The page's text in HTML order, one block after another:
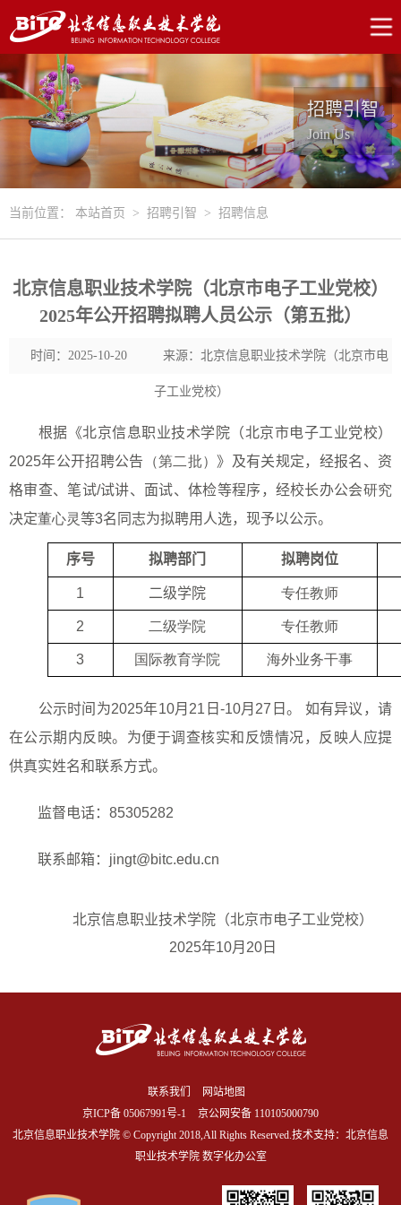
招聘引智
Join Us
当前位置： 本站首页 > 招聘引智 > 招聘信息
北京信息职业技术学院（北京市电子工业党校）
2025年公开招聘拟聘人员公示（第五批）
时间：2025-10-20 来源：北京信息职业技术学院（北京市电
子工业党校）
根据《北京信息职业技术学院（北京市电子工业党校）
2025年公开招聘公告 （第二批） 》及有关规定，经报名、资
格审查、笔试/试讲、面试、体检等程序，经校长办公会研究
决定董心灵等3名同志为拟聘用人选，现予以公示。
序号 拟聘部门 拟聘岗位
1 二级学院 专任教师
2 二级学院 专任教师
3 国际教育学院 海外业务干事
公示时间为2025年10月 21 日 -10月 27 日。
如有异议，请
在公示期内反映。为便于调查核实和反馈情况，反映人应提
供真实姓名和联系方式。
监督电话： 85305282
联系邮箱： jingt@bitc.edu.cn
北京信息职业技术学院（北京市电子工业党校）
2025年10月20日
联系我们
网站地图
京ICP备 05067991号-1
京公网安备 110105000790
北京信息职业技术学院 © Copyright 2018,All Rights Reserved.技术支持：北京信息
职业技术学院 数字化办公室